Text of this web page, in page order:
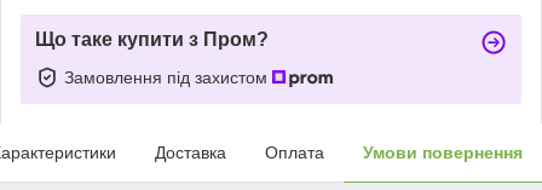
Що таке купити з Пром?
Замовлення під захистом
Доставка Оплата Умови повернення